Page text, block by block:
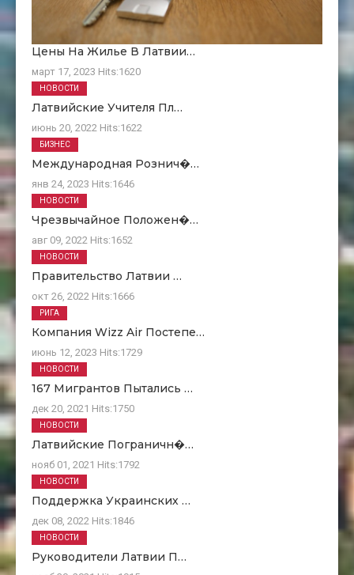
Цены На Жилье В Латвии…
март 17, 2023 Hits:1620
Латвийские Учителя Пл…
июнь 20, 2022 Hits:1622
НОВОСТИ
Международная Рознич�…
янв 24, 2023 Hits:1646
БИЗНЕС
Чрезвычайное Положен�…
авг 09, 2022 Hits:1652
НОВОСТИ
Правительство Латвии …
окт 26, 2022 Hits:1666
НОВОСТИ
Компания Wizz Air Постепе…
июнь 12, 2023 Hits:1729
РИГА
167 Мигрантов Пытались …
дек 20, 2021 Hits:1750
НОВОСТИ
Латвийские Пограничн�…
нояб 01, 2021 Hits:1792
НОВОСТИ
Поддержка Украинских …
дек 08, 2022 Hits:1846
НОВОСТИ
Руководители Латвии П…
НОВОСТИ